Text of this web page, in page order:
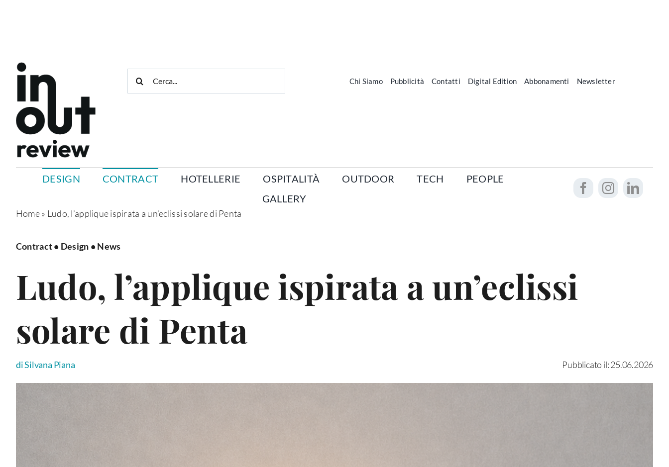
per:
Chi Siamo Pubblicità Contatti Digital Edition Abbonamenti Newsletter
DESIGN CONTRACT HOTELLERIE OSPITALITÀ OUTDOOR TECH
PEOPLE
GALLERY
Home» Ludo, l’applique ispirata a un’eclissi solare di Penta
Contract• Design • News
Ludo, l’applique ispirata a un’eclissi
solare di Penta
di Silvana Piana Pubblicato il: 25.06.2026